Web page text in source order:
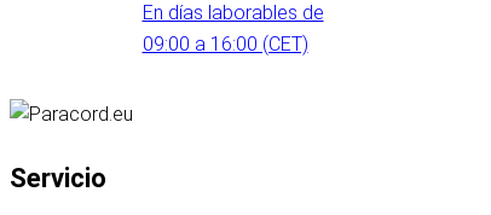
En días laborables de
09:00 a 16:00 (CET)
Servicio